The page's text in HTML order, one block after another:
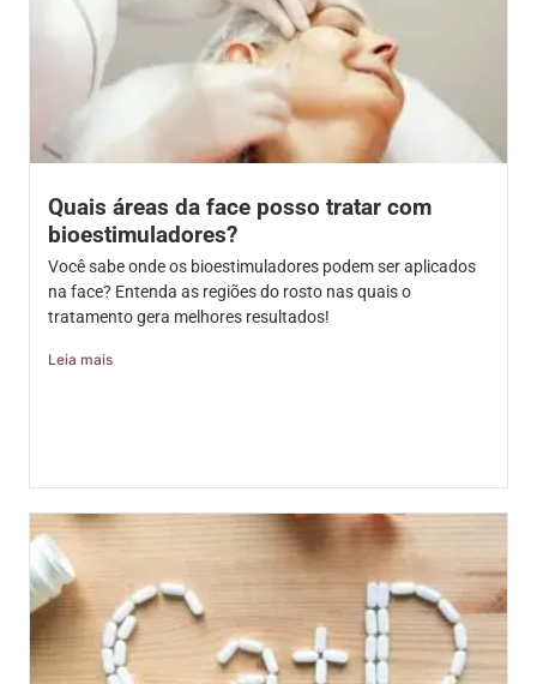
Quais áreas da face posso tratar com
bioestimuladores?
Você sabe onde os bioestimuladores podem ser aplicados
na face? Entenda as regiões do rosto nas quais o
tratamento gera melhores resultados!
Leia mais